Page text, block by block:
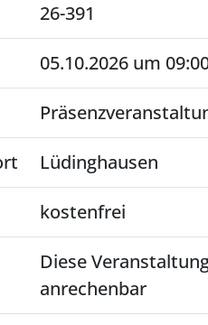
26-391
05.10.2026 um
Lüdinghausen
kostenfrei
Diese
anrechenbar